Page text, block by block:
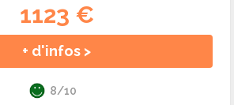
1123 €
+ d'infos >
8/10